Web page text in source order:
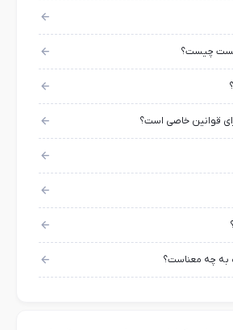
چیست؟
قوانین خاصی است؟